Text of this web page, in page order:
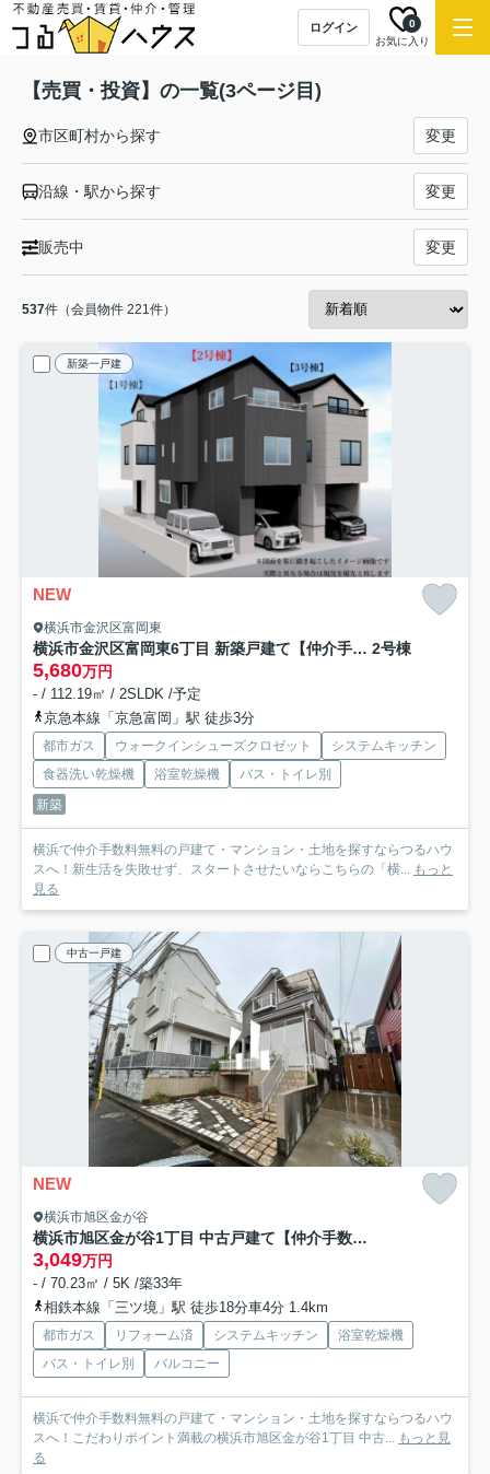
ログイン
お気に入り
0
【売買・投資】の一覧(3ページ目)
市区町村から探す 変更
沿線・駅から探す 変更
販売中 変更
537件（会員物件 221件）
新築一戸建
NEW
横浜市金沢区富岡東
横浜市金沢区富岡東6丁目 新築戸建て【仲介手数料無料】 2号棟
5,680万円
- / 112.19㎡ / 2SLDK /予定
京急本線「京急富岡」駅 徒歩3分
都市ガス ウォークインシューズクロゼット
システムキッチン
食器洗い乾燥機
浴室乾燥機
バス・トイレ別
新築
横浜で仲介手数料無料の戸建て・マンション・土地を探すならつるハウ
スへ！新生活を失敗せず、スタートさせたいならこちらの「横... もっと
見る
中古一戸建
NEW
横浜市旭区金が谷
横浜市旭区金が谷1丁目 中古戸建て【仲介手数料無料】
3,049万円
- / 70.23㎡ / 5K /築33年
相鉄本線「三ツ境」駅 徒歩18分車4分 1.4km
都市ガス リフォーム済 システムキッチン
浴室乾燥機
バス・トイレ別
バルコニー
横浜で仲介手数料無料の戸建て・マンション・土地を探すならつるハウ
スへ！こだわりポイント満載の横浜市旭区金が谷1丁目 中古... もっと見
る